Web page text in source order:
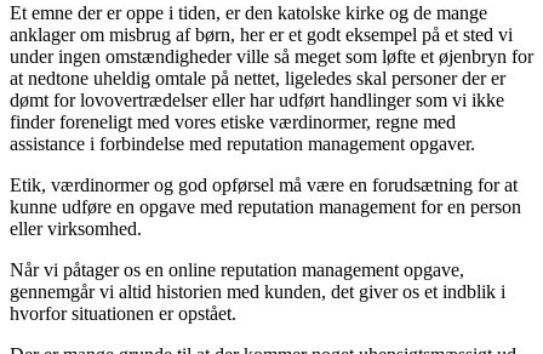
Et emne der er oppe i tiden, er den katolske kirke og de mange
anklager om misbrug af børn, her er et godt eksempel på et sted vi
under ingen omstændigheder ville så meget som løfte et øjenbryn for
at nedtone uheldig omtale på nettet, ligeledes skal personer der er
dømt for lovovertrædelser eller har udført handlinger som vi ikke
finder foreneligt med vores etiske værdinormer, regne med
assistance i forbindelse med reputation management opgaver.
Etik, værdinormer og god opførsel må være en forudsætning for at
kunne udføre en opgave med reputation management for en person
eller virksomhed.
Når vi påtager os en online reputation management opgave,
gennemgår vi altid historien med kunden, det giver os et indblik i
hvorfor situationen er opstået.